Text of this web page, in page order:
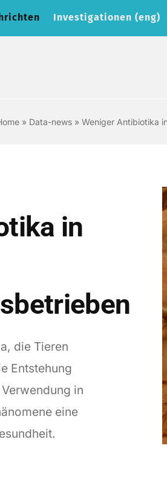
Investigationen (eng)
» Data-news » Weniger Antibiotika
in
die Tieren
Entstehung
in
eine